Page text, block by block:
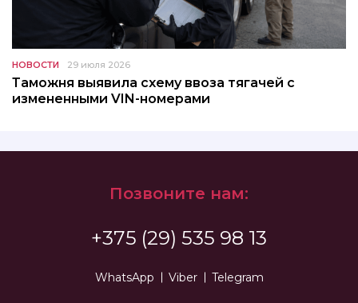
НОВОСТИ 29 июля 2026
Таможня выявила схему ввоза тягачей с
измененными VIN-номерами
Позвоните нам:
+375 (29) 535 98 13
WhatsApp Viber Telegram